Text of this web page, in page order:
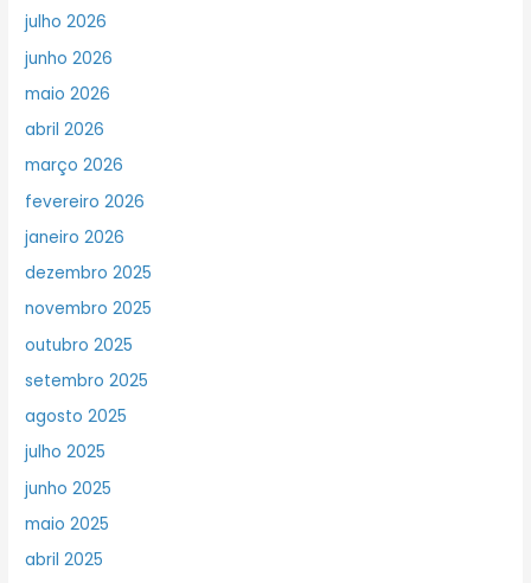
julho 2026
junho 2026
maio 2026
abril 2026
março 2026
fevereiro 2026
janeiro 2026
dezembro 2025
novembro 2025
outubro 2025
setembro 2025
agosto 2025
julho 2025
junho 2025
maio 2025
abril 2025